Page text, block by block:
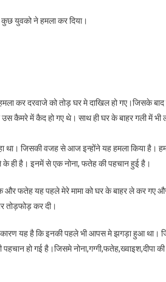
कुछ युवको ने हमला कर दिया।
कर दरवाजे को तोड़ घर मे दाखिल हो गए।जिसके बाद
कैमरे में कैद हो गए थे। साथ ही घर के बाहर गली में भी
था। जिसकी वजह से आज इन्होंने यह हमला किया है।
के ही है। इनमें से एक नोना, फतेह की पहचान हुई है।
और फतेह यह पहले मेरे मामा को घर के बाहर ले कर गए
तोड़फोड़ कर दी।
कारण यह है कि इनकी पहले भी आपस मे झगड़ा हुआ
हो गई है।जिसमे नोना,गग्गी,फतेह,ख्वाइश,दीपा